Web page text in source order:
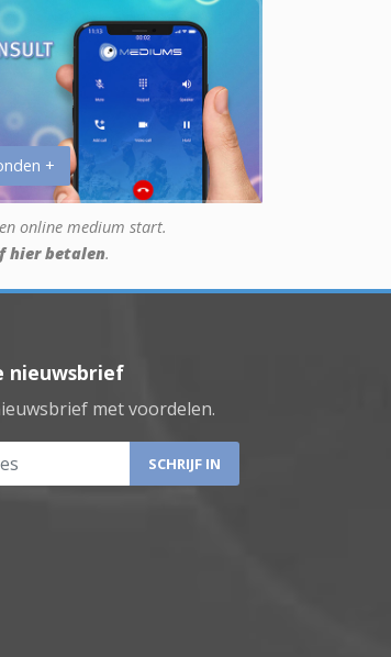
+
online medium start.
hier betalen.
nieuwsbrief
met voordelen.